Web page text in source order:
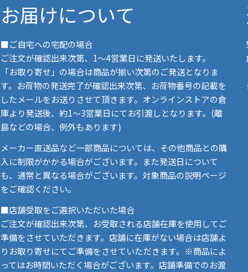
お届けについて
■ご自宅への宅配の場合
ご注文が確認出来次第、1～4営業日に発送いたします。
「お取り寄せ」の場合は商品が揃い次第のご発送となりま
す。お荷物の発送完了が確認出来次第、お荷物番号の記載を
したメールをお送りさせて頂きます。オンラインストアの倉
庫より発送後、約1～3営業日にてお引渡しとなります。(離
島などの場合、例外もあります)
メーカー直送品など一部商品については、その他商品との購
入に制限がかかる場合がございます。また発送日について
も、通常と異なる場合がございます。対象商品の説明ページ
をご確認ください。
■店舗受取をご選択いただいた場合
ご注文が確認出来次第、お受取される店舗在庫を使用してご
準備をさせていただきます。店舗に在庫がない場合は店舗よ
りお取り寄せにてご準備をさせていただきます。※商品によ
ってはお時間いただく場合がございます。店舗準備でのお渡